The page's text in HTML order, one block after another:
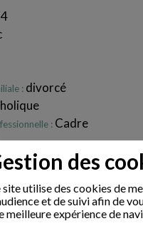
: divorcé
: Cadre
CE PROFIL
des
site utilise des cookies de
et de suivi afin de
meilleure expérience de